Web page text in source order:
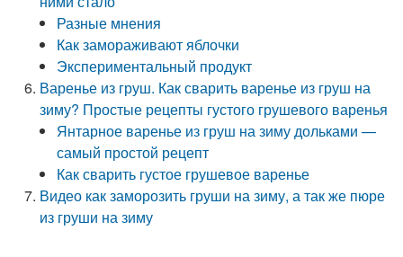
Разные мнения
Как замораживают яблочки
Экспериментальный продукт
Варенье из груш. Как сварить варенье из груш на
зиму? Простые рецепты густого грушевого варенья
Янтарное варенье из груш на зиму дольками —
самый простой рецепт
Как сварить густое грушевое варенье
Видео как заморозить груши на зиму, а так же пюре
из груши на зиму